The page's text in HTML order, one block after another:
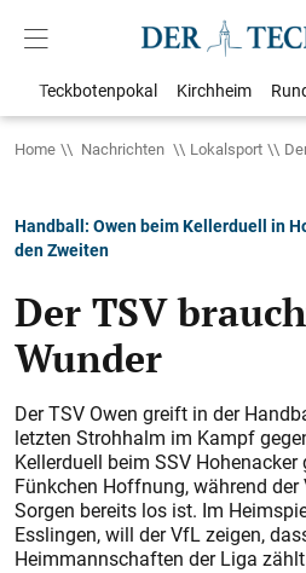
Teckbotenpokal Kirchheim
Home Nachrichten Lokalsport
Handball: Owen beim Kellerduell in
den Zweiten
Der TSV
Wunder
Der TSV Owen greift in der
letzten Strohhalm im Kampf
Kellerduell beim SSV
Fünkchen Hoffnung, während
Sorgen bereits los ist. Im
Esslingen, will der VfL zeigen,
Heimmannschaften der Liga